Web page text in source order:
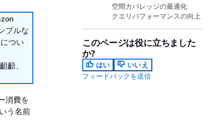
プルな
つい
齬、
消費を
う名前
空間カバレッジの最適化
クエリパフォーマンスの向上
このページは役に立ちました
か?
はい
いいえ
フィードバックを送信